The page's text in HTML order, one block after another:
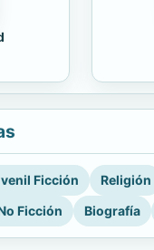
Ficción Religión
Ficción
Biografía